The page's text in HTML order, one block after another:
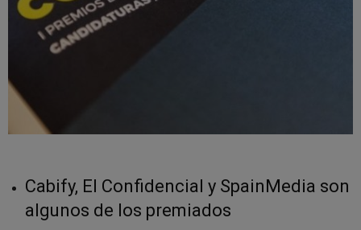
Cabify, El Confidencial y SpainMedia son
algunos de los premiados